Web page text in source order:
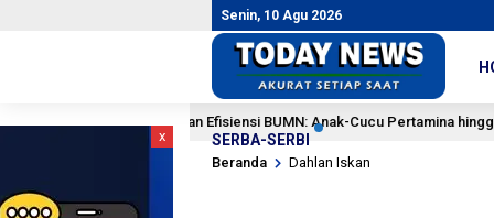
Senin, 10 Agu 2026
SERBA-SERBI
x
Prabowo Instruksikan Efisiensi BUMN: Anak-Cucu Pertamina hingga PLN
Beranda Dahlan Iskan